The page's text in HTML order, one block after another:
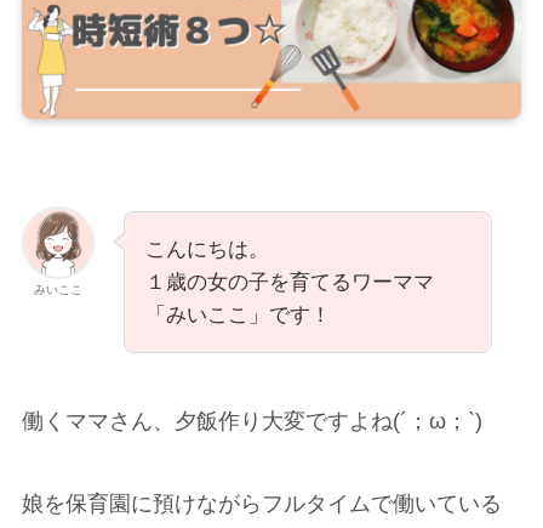
みいここ
こんにちは。
１歳の女の子を育てるワーママ
「みいここ」です！
働くママさん、夕飯作り大変ですよね(´；ω；`)
娘を保育園に預けながらフルタイムで働いている